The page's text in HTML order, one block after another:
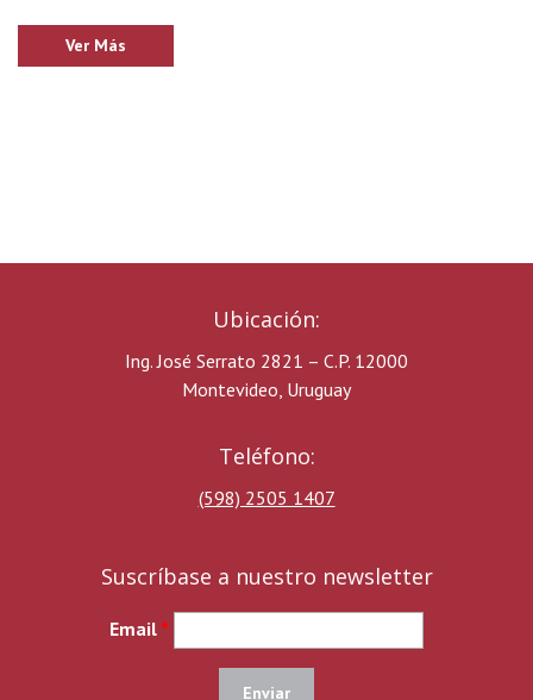
Ver Más
Ubicación:
Ing. José Serrato 2821 – C.P. 12000
Montevideo, Uruguay
Teléfono:
(598) 2505 1407
Suscríbase a nuestro newsletter
Email *